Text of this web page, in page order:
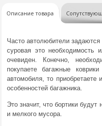
Описание товара
Часто автолюбители задаются
суровая это необходимость
очевиден. Конечно,
покупаете багажные
автомобиля, то приобретаете
особенностей багажника.
Это значит, что бортики
и мелкого мусора.